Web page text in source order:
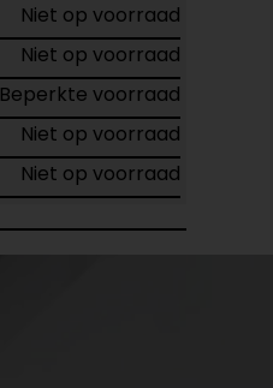
Niet op voorraad
Niet op voorraad
Beperkte voorraad
Niet op voorraad
Niet op voorraad